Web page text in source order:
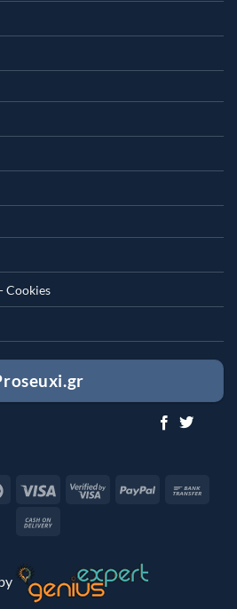
Cookies
Maestro Visa
Visa
PayPal
Delivery